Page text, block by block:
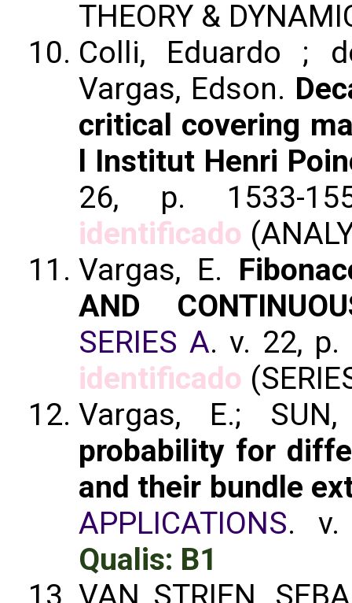
THEORY &
Colli, Eduardo ;
Vargas, Edson.
critical covering
l Institut Henri
26, p. 1533-
identificado
Vargas, E.
AND
SERIES A. v. 22,
identificado
Vargas, E.;
probability for
and their bundle
APPLICATIONS. v.
Qualis: B1